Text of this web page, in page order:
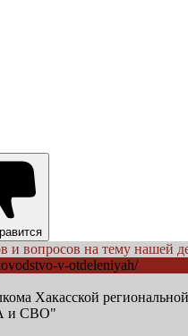
и вопросов на тему нашей
Хакасской региональной
и СВО"